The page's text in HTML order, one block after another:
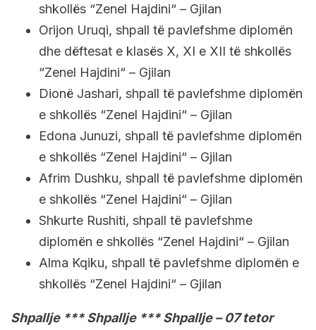
shkollës “Zenel Hajdini“ – Gjilan
Orijon Uruqi, shpall të pavlefshme diplomën
dhe dëftesat e klasës X, XI e XII të shkollës
“Zenel Hajdini“ – Gjilan
Dionë Jashari, shpall të pavlefshme diplomën
e shkollës “Zenel Hajdini“ – Gjilan
Edona Junuzi, shpall të pavlefshme diplomën
e shkollës “Zenel Hajdini“ – Gjilan
Afrim Dushku, shpall të pavlefshme diplomën
e shkollës “Zenel Hajdini“ – Gjilan
Shkurte Rushiti, shpall të pavlefshme
diplomën e shkollës “Zenel Hajdini“ – Gjilan
Alma Kqiku, shpall të pavlefshme diplomën e
shkollës “Zenel Hajdini“ – Gjilan
Shpallje *** Shpallje *** Shpallje – 07 tetor